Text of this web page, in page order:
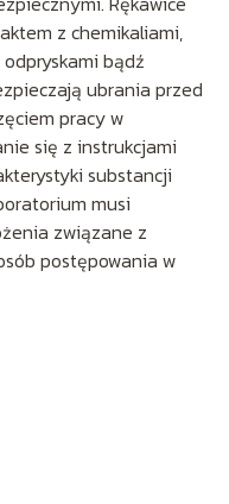
z chemikaliami,
bądź
ubrania przed
pracy w
się z instrukcjami
substancji
musi
związane z
postępowania w